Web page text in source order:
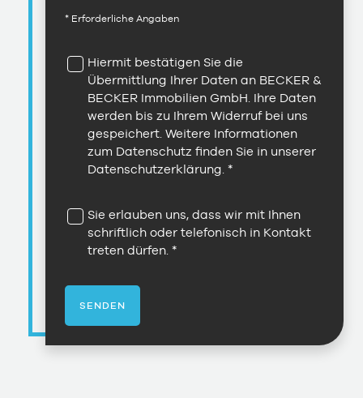
* Erforderliche Angaben
Hiermit bestätigen Sie die
Übermittlung Ihrer Daten an BECKER &
BECKER Immobilien GmbH. Ihre Daten
werden bis zu Ihrem Widerruf bei uns
gespeichert. Weitere Informationen
zum Datenschutz finden Sie in unserer
Datenschutzerklärung
Sie erlauben uns, dass wir mit Ihnen
schriftlich oder telefonisch in Kontakt
treten dürfen.
SENDEN